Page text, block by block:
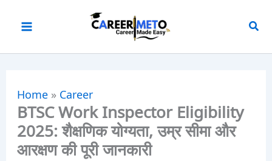
Home» Career
BTSC Work Inspector Eligibility
2025: शैक्षणिक योग्यता, उम्र सीमा और
आरक्षण की पूरी जानकारी